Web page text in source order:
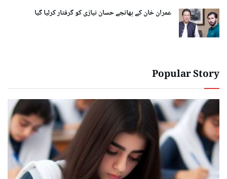
عمران خان کے بھانجے حسان نیازی کو گرفتار کرلیا گیا
Popular Story